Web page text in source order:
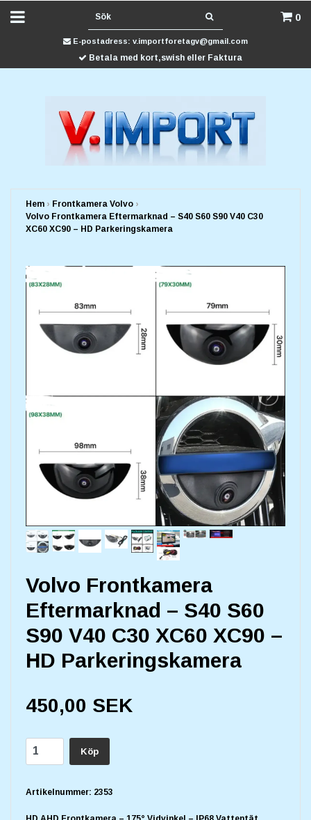
0
E-postadress: v.importforetagv@gmail.com
Betala med kort,swish eller Faktura
Hem › Frontkamera Volvo ›
Volvo Frontkamera Eftermarknad – S40 S60 S90 V40 C30
XC60 XC90 – HD Parkeringskamera
Volvo Frontkamera
Eftermarknad – S40 S60
S90 V40 C30 XC60 XC90 –
HD Parkeringskamera
450,00 SEK
Köp
Artikelnummer: 2353